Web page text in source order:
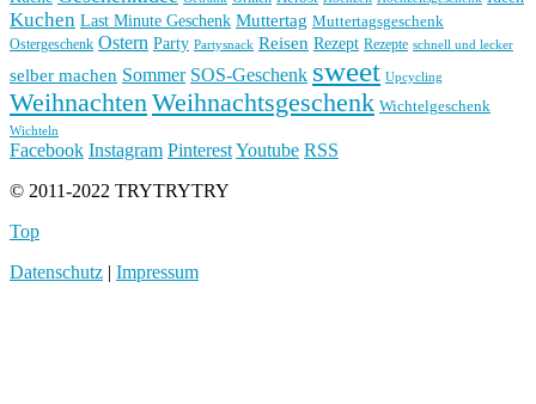
Kuchen Last Minute Geschenk Muttertag Muttertagsgeschenk
Ostergeschenk Ostern Party Partysnack Reisen Rezept Rezepte schnell und lecker
selber machen Sommer SOS-Geschenk sweet Upcycling
Weihnachten Weihnachtsgeschenk Wichtelgeschenk
Wichteln
Facebook Instagram PinterestYoutube RSS
© 2011-2022 TRYTRYTRY
Top
Datenschutz | Impressum